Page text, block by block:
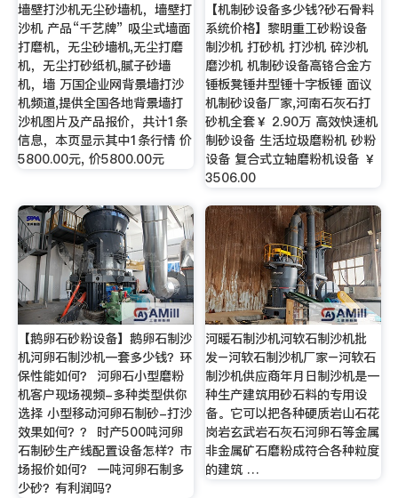
墙壁打沙机无尘砂墙机，墙壁打
沙机 产品“千艺牌” 吸尘式墙面
打磨机，无尘砂墙机,无尘打磨
机，无尘打砂纸机,腻子砂墙
机，墙 万国企业网背景墙打沙
机频道,提供全国各地背景墙打
沙机图片及产品报价，共计1条
信息，本页显示其中1条行情 价
5800.00元, 价5800.00元
【机制砂设备多少钱?砂石骨料
系统价格】黎明重工砂粉设备
制沙机 打砂机 打沙机 碎沙机
磨沙机 机制砂设备高铬合金方
锤板凳锤井型锤十字板锤 面议
机制砂设备厂家,河南石灰石打
砂机全套￥ 2.90万 高效快速机
制砂设备 生活垃圾磨粉机 砂粉
设备 复合式立轴磨粉机设备 ￥
3506.00
【鹅卵石砂粉设备】鹅卵石制沙
机河卵石制沙机一套多少钱？环
保性能如何？ 河卵石小型磨粉
机客户现场视频-多种类型供你
选择 小型移动河卵石制砂-打沙
效果如何？？ 时产500吨河卵
石制砂生产线配置设备怎样？市
场报价如何？ 一吨河卵石制多
少砂？有利润吗？
河暖石制沙机河软石制沙机批
发–河软石制沙机厂家–河软石
制沙机供应商年月日制沙机是一
种生产建筑用砂石料的专用设
备。它可以把各种硬质岩山石花
岗岩玄武岩石灰石河卵石等金属
非金属矿石磨粉成符合各种粒度
的建筑 …